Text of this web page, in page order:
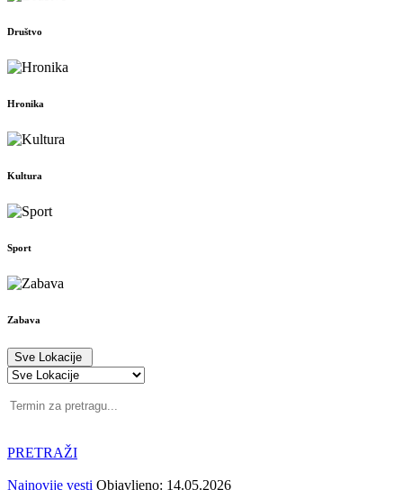
Društvo
Hronika
Kultura
Sport
Zabava
Sve Lokacije
PRETRAŽI
Najnovije vesti Objavljeno: 14.05.2026